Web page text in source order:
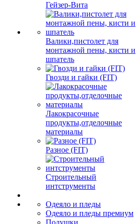
Гейзер-Вита
Валики,пистолет для
монтажной пены, кисти и
шпатель
Гвозди и гайки (FIT)
Лакокрасочные
продукты,отделочные
материалы
Разное (FIT)
Строительный
интструменты
Одеяло и пледы
Одеяло и пледы премиум
Подушки